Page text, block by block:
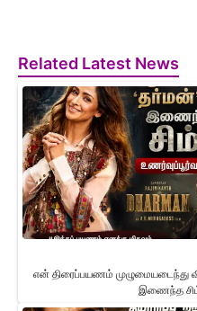
Related Latest News
என் திரைப்பயணம் முழுமையடைந்து
இணைந்த